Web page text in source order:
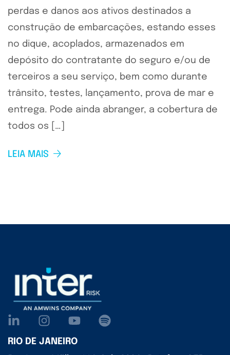
perdas e danos aos ativos destinados a
construção de embarcações, estando esses
no dique, acoplados, armazenados em
depósito do contratante do seguro e/ou de
terceiros a seu serviço, bem como durante
trânsito, testes, lançamento, prova de mar e
entrega. Pode ainda abranger, a cobertura de
todos os […]
LEIA MAIS
RIO DE JANEIRO